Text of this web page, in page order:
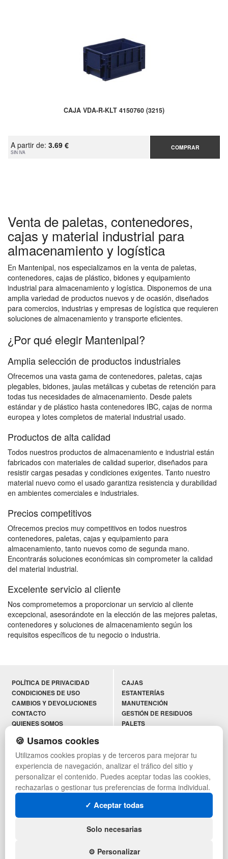
CAJA VDA-R-KLT 4150760 (3215)
A partir de: 3.69 €
SIN IVA
COMPRAR
Venta de paletas, contenedores,
cajas y material industrial para
almacenamiento y logística
En Mantenipal, nos especializamos en la venta de paletas,
contenedores, cajas de plástico, bidones y equipamiento
industrial para almacenamiento y logística. Disponemos de una
amplia variedad de productos nuevos y de ocasión, diseñados
para comercios, industrias y empresas de logística que requieren
soluciones de almacenamiento y transporte eficientes.
¿Por qué elegir Mantenipal?
Amplia selección de productos industriales
Ofrecemos una vasta gama de contenedores, paletas, cajas
plegables, bidones, jaulas metálicas y cubetas de retención para
todas tus necesidades de almacenamiento. Desde palets
estándar y de plástico hasta contenedores IBC, cajas de norma
europea y lotes completos de material industrial usado.
Productos de alta calidad
Todos nuestros productos de almacenamiento e industrial están
fabricados con materiales de calidad superior, diseñados para
resistir cargas pesadas y condiciones exigentes. Tanto nuestro
material nuevo como el usado garantiza resistencia y durabilidad
en ambientes comerciales e industriales.
Precios competitivos
Ofrecemos precios muy competitivos en todos nuestros
contenedores, paletas, cajas y equipamiento para
almacenamiento, tanto nuevos como de segunda mano.
Encontrarás soluciones económicas sin comprometer la calidad
del material industrial.
Excelente servicio al cliente
Nos comprometemos a proporcionar un servicio al cliente
excepcional, asesorándote en la elección de las mejores paletas,
contenedores y soluciones de almacenamiento según los
requisitos específicos de tu negocio o industria.
POLÍTICA DE PRIVACIDAD
CONDICIONES DE USO
CAMBIOS Y DEVOLUCIONES
CONTACTO
QUIENES SOMOS
PREGUNTAS FRECUENTES
INGRESA A TU CUENTA
AYUDA RECIBIDA
SÍGUENOS:
CAJAS
ESTANTERÍAS
MANUTENCIÓN
GESTIÓN DE RESIDUOS
PALETS
LOTES DE NAVIDAD
DEPORTES
ARTÍCULOS DE NATACIÓN
PALETS DE PLÁSTICO
🍪 Usamos cookies
Utilizamos cookies propias y de terceros para mejorar tu
experiencia de navegación, analizar el tráfico del sitio y
personalizar el contenido. Puedes aceptar todas las cookies,
rechazarlas o gestionar tus preferencias de forma individual.
✓ Aceptar todas
Solo necesarias
⚙️ Personalizar